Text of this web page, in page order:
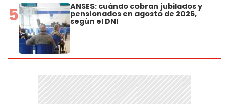
5 ANSES: cuándo cobran jubilados y
pensionados en agosto de 2026,
según el DNI